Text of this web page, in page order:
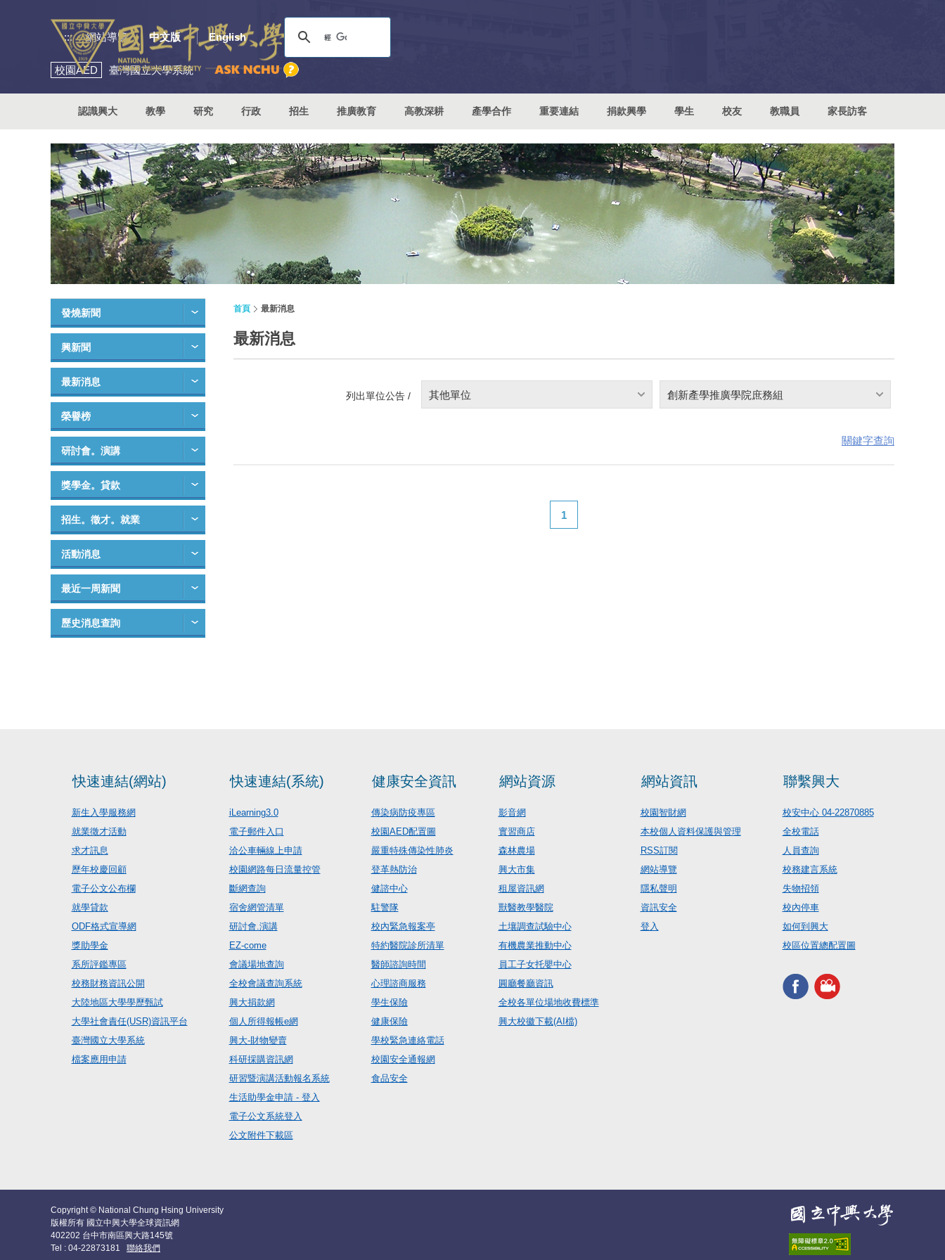
::: 網站導覽 中文版 English
校園AED 臺灣國立大學系統
認識興大 教學 研究 行政 招生 推廣教育 高教深耕 產學合作 重要連結 捐款興學 學生 校友 教職員 家長訪客
發燒新聞
興新聞
最新消息
榮譽榜
研討會。演講
獎學金。貸款
招生。徵才。就業
活動消息
最近一周新聞
歷史消息查詢
首頁 最新消息
最新消息
列出單位公告 / 其他單位 創新產學推廣學院庶務組
關鍵字查詢
1
快速連結(網站)
新生入學服務網
就業徵才活動
求才訊息
歷年校慶回顧
電子公文公布欄
就學貸款
ODF格式宣導網
獎助學金
系所評鑑專區
校務財務資訊公開
大陸地區大學學歷甄試
大學社會責任(USR)資訊平台
臺灣國立大學系統
檔案應用申請
快速連結(系統)
iLearning3.0
電子郵件入口
洽公車輛線上申請
校園網路每日流量控管
斷網查詢
宿舍網管清單
研討會.演講
EZ-come
會議場地查詢
全校會議查詢系統
興大捐款網
個人所得報帳e網
興大-財物變賣
科研採購資訊網
研習暨演講活動報名系統
生活助學金申請 - 登入
電子公文系統登入
公文附件下載區
健康安全資訊
傳染病防疫專區
校園AED配置圖
嚴重特殊傳染性肺炎
登革熱防治
健諮中心
駐警隊
校內緊急報案亭
特約醫院診所清單
醫師諮詢時間
心理諮商服務
學生保險
健康保險
學校緊急連絡電話
校園安全通報網
食品安全
網站資源
影音網
實習商店
森林農場
興大市集
租屋資訊網
獸醫教學醫院
土壤調查試驗中心
有機農業推動中心
員工子女托嬰中心
圓廳餐廳資訊
全校各單位場地收費標準
興大校徽下載(AI檔)
網站資訊
校園智財網
本校個人資料保護與管理
RSS訂閱
網站導覽
隱私聲明
資訊安全
登入
聯繫興大
校安中心 04-22870885
全校電話
人員查詢
校務建言系統
失物招領
校內停車
如何到興大
校區位置總配置圖
Copyright © National Chung Hsing University
版權所有 國立中興大學全球資訊網
402202 台中市南區興大路145號
Tel : 04-22873181 聯絡我們